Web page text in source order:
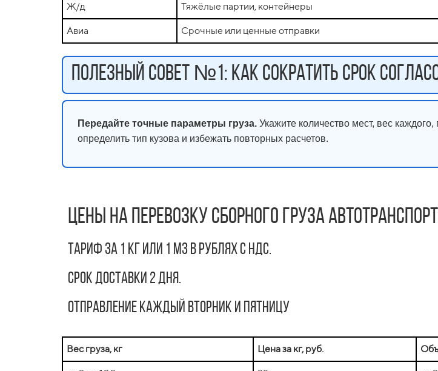
Ж/д Тяжёлые партии, контейнеры
Авиа Срочные или ценные отправки
Полезный совет №1: как сократить срок
Передайте точные параметры груза. Укажите количество мест, вес
определить тип кузова и избежать повторных расчетов.
Цены на перевозку сборного груза
Тариф за 1 кг или 1 м3 в рублях с НДС.
Срок доставки 2 дня.
Отправление каждый Вторник и Пятницу
Вес груза, кг Цена за кг, руб.